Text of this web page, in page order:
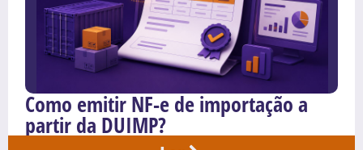
Como emitir NF-e de importação a
partir da DUIMP?